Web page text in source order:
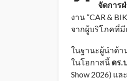
จัดการ
งาน “CAR &
จากผู้บริโภคที่
ในฐานะผู้นำด้า
ในโอกาสนี้ ดร.
Show 2026) แ